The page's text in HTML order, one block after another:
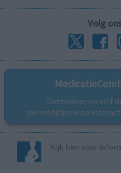
Volg
Controleer nu zelf
uw medicijnen op
Kijk hier voor